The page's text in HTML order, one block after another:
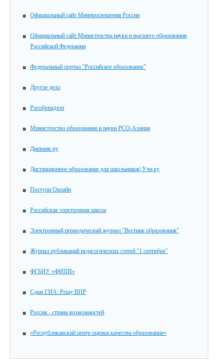
Официальный сайт Минпросвещения России
Официальный сайт Министерства науки и высшего образования
Российской Федерации
Федеральный портал "Российское образование"
Другое дело
Рособрнадзор
Министерство образования и науки РСО-Алания
Дневник.ру
Дистанционное образование для школьников| Учи.ру
Поступи Онлайн
Российская электронная школа
Электронный периодический журнал "Вестник образования"
Журнал публикаций педагогических статей "1 сентября"
ФГБНУ «ФИПИ»
Сдам ГИА: Решу ВПР
Россия - страна возможностей
«Республиканский центр оценки качества образования»